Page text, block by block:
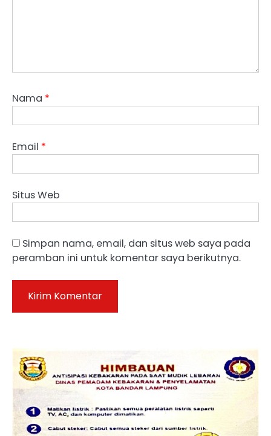
Nama *
Email *
Situs Web
Simpan nama, email, dan situs web saya pada
peramban ini untuk komentar saya berikutnya.